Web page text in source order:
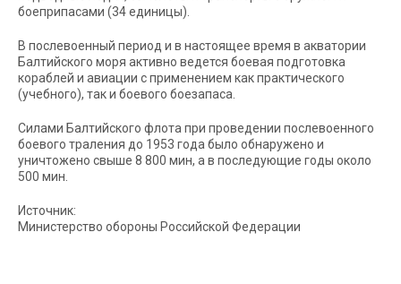
боеприпасами (34 единицы).
В послевоенный период и в настоящее время в акватории
Балтийского моря активно ведется боевая подготовка
кораблей и авиации с применением как практического
(учебного), так и боевого боезапаса.
Силами Балтийского флота при проведении послевоенного
боевого траления до 1953 года было обнаружено и
уничтожено свыше 8 800 мин, а в последующие годы около
500 мин.
Источник:
Министерство обороны Российской Федерации